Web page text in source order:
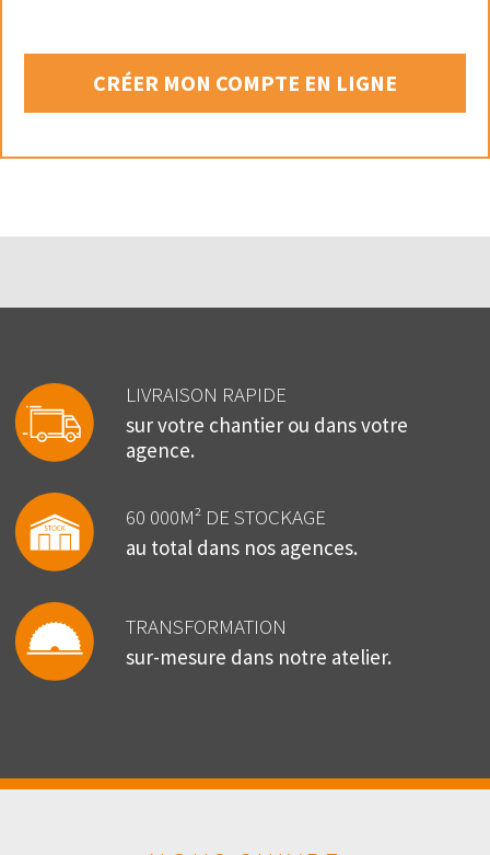
CRÉER MON COMPTE EN LIGNE
LIVRAISON RAPIDE
sur votre chantier ou dans votre
agence.
60 000M² DE STOCKAGE
au total dans nos agences.
TRANSFORMATION
sur-mesure dans notre atelier.